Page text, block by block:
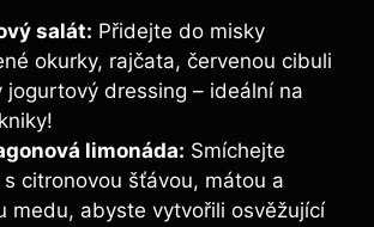
salát: Přidejte do misky
okurky, rajčata, červenou cibuli
jogurtový dressing – ideální na
limonáda: Smíchejte
citronovou šťávou, mátou a
medu, abyste vytvořili osvěžující